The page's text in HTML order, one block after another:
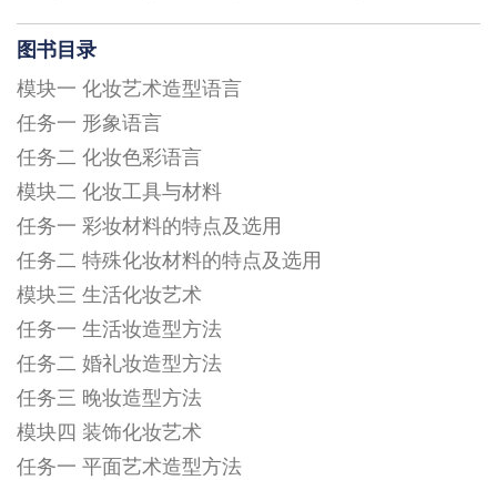
图书目录
模块一 化妆艺术造型语言
任务一 形象语言
任务二 化妆色彩语言
模块二 化妆工具与材料
任务一 彩妆材料的特点及选用
任务二 特殊化妆材料的特点及选用
模块三 生活化妆艺术
任务一 生活妆造型方法
任务二 婚礼妆造型方法
任务三 晚妆造型方法
模块四 装饰化妆艺术
任务一 平面艺术造型方法